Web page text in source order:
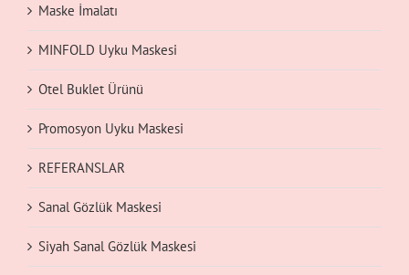
Maske İmalatı
MINFOLD Uyku Maskesi
Otel Buklet Ürünü
Promosyon Uyku Maskesi
REFERANSLAR
Sanal Gözlük Maskesi
Siyah Sanal Gözlük Maskesi